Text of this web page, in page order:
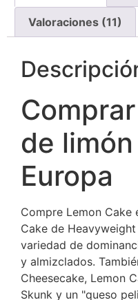
clientes
Valoraciones (11)
de
Europa
Compre Lemon Cake
Cake de
variedad de
y almizclados.
Cheesecake, Lemon
Skunk y un "queso